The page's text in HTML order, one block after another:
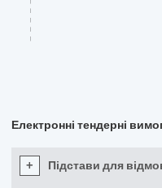
Електронні тендерні
+ Підстави для